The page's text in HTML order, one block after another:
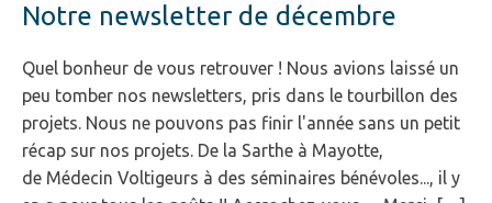
Notre newsletter de décembre
Quel bonheur de vous retrouver ! Nous avions laissé un
peu tomber nos newsletters, pris dans le tourbillon des
projets. Nous ne pouvons pas finir l'année sans un petit
récap sur nos projets. De la Sarthe à Mayotte,
de Médecin Voltigeurs à des séminaires bénévoles..., il y